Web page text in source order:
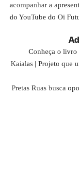
acompanhar a
do YouTube do Oi
Conheça o livro
Kaialas | Projeto que
Pretas Ruas busca